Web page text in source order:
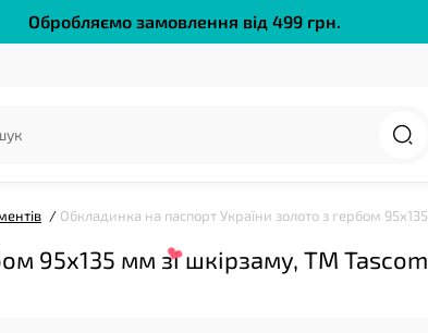
Обробляємо замовлення від 499 грн.
Обкладинка на паспорт України золото з гербом
95х135 мм зі шкірзаму, ТМ Tascom